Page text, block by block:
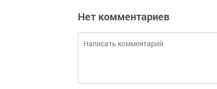
Нет комментариев